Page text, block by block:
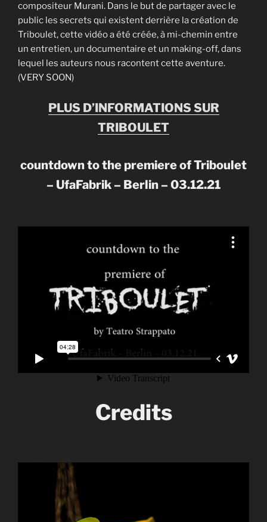
compositeur Murani. Dans le but de partager avec le
public les secrets qui existent derrière la création de
Triboulet, cette vidéo a été créée, à mi-chemin entre
un entretien, un documentaire et un making-off, dans
lequel les auteurs nous racontent cette aventure.
(VERY SOON)
PLUS D’INFORMATIONS SUR
TRIBOULET
countdown to the premiere of Triboulet
– UfaFabrik – Berlin – 03.12.21
Credits